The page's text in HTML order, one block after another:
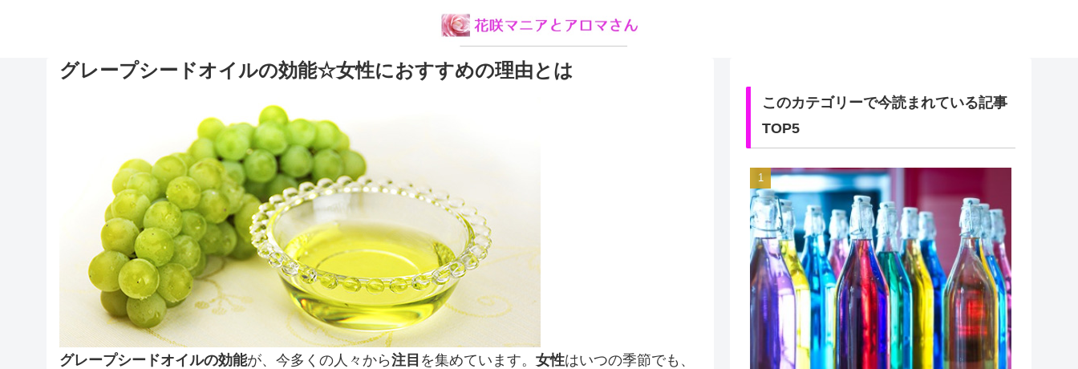
グレープシードオイルの効能☆女性におすすめの理由とは
グレープシードオイルの効能が、今多くの人々から注目 を集めています。 女性はいつの季節でも、
このカテゴリーで今読まれている記事
TOP5